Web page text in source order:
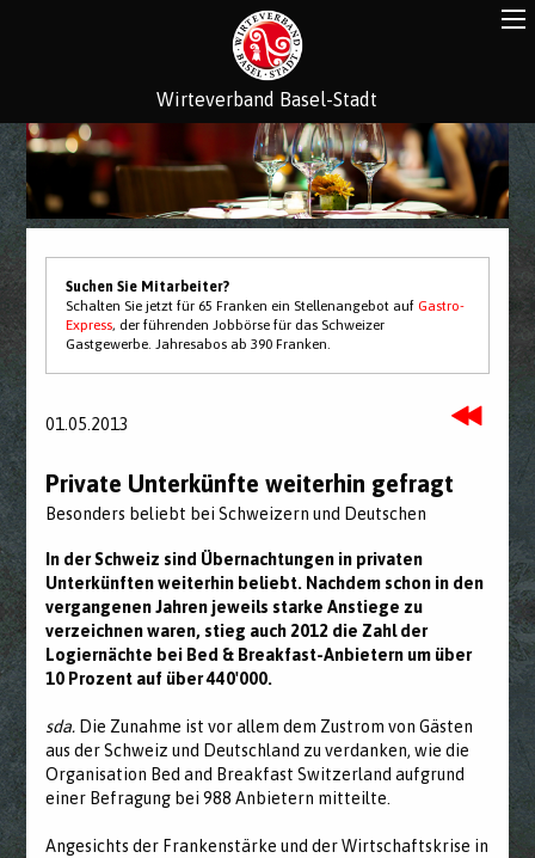
Wirteverband Basel-Stadt
Suchen Sie Mitarbeiter?
Schalten Sie jetzt für 65 Franken ein Stellenangebot aufGastro-
Express, der führenden Jobbörse für das Schweizer
Gastgewerbe. Jahresabos ab 390 Franken.
01.05.2013
Private Unterkünfte weiterhin gefragt
Besonders beliebt bei Schweizern und Deutschen
In der Schweiz sind Übernachtungen in privaten
Unterkünften weiterhin beliebt. Nachdem schon in den
vergangenen Jahren jeweils starke Anstiege zu
verzeichnen waren, stieg auch 2012 die Zahl der
Logiernächte bei Bed & Breakfast-Anbietern um über
10 Prozent auf über 440'000.
sda. Die Zunahme ist vor allem dem Zustrom von Gästen
aus der Schweiz und Deutschland zu verdanken, wie die
Organisation Bed and Breakfast Switzerland aufgrund
einer Befragung bei 988 Anbietern mitteilte.
Angesichts der Frankenstärke und der Wirtschaftskrise in